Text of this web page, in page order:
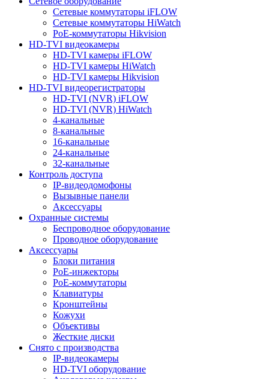
Сетевые коммутаторы iFLOW
Сетевые коммутаторы HiWatch
PoE-коммутаторы Hikvision
HD-TVI видеокамеры
HD-TVI камеры iFLOW
HD-TVI камеры HiWatch
HD-TVI камеры Hikvision
HD-TVI видеорегистраторы
HD-TVI (NVR) iFLOW
HD-TVI (NVR) HiWatch
4-канальные
8-канальные
16-канальные
24-канальные
32-канальные
Контроль доступа
IP-видеодомофоны
Вызывные панели
Аксессуары
Охранные системы
Беспроводное оборудование
Проводное оборудование
Аксессуары
Блоки питания
PoE-инжекторы
PoE-коммутаторы
Клавиатуры
Кронштейны
Кожухи
Объективы
Жесткие диски
Снято с производства
IP-видеокамеры
HD-TVI оборудование